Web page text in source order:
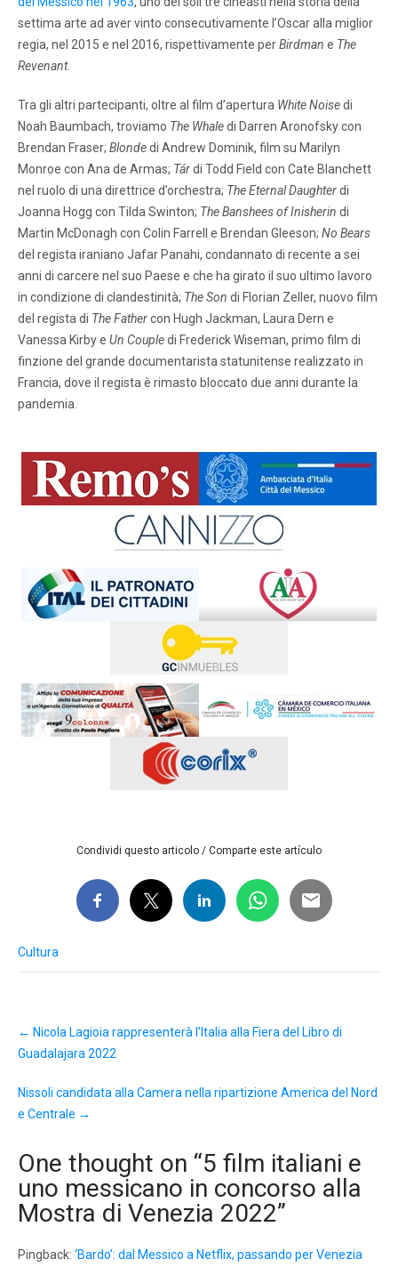
settima arte ad aver vinto consecutivamente l’Oscar alla miglior
regia, nel 2015 e nel 2016, rispettivamente perBirdman e The
Revenant.
Tra gli altri partecipanti, oltre al film d’apertura White Noisedi
Noah Baumbach, troviamo The Whaledi Darren Aronofsky con
Brendan Fraser; Blondedi Andrew Dominik, film su Marilyn
Monroe con Ana de Armas; Tárdi Todd Field con Cate Blanchett
nel ruolo di una direttrice d’orchestra; The Eternal Daughterdi
Joanna Hogg con Tilda Swinton; The Banshees of Inisherin di
Martin McDonagh con Colin Farrell e Brendan Gleeson; No Bears
del regista iraniano Jafar Panahi, condannato di recente a sei
anni di carcere nel suo Paese e che ha girato il suo ultimo lavoro
in condizione di clandestinità; The Son di Florian Zeller, nuovo film
del regista di The Fathercon Hugh Jackman, Laura Dern e
Vanessa Kirby e Un Coupledi Frederick Wiseman, primo film di
finzione del grande documentarista statunitense realizzato in
Francia, dove il regista è rimasto bloccato due anni durante la
pandemia.
Condividi questo articolo / Comparte este artículo
Cultura
navigation
← Nicola Lagioia rappresenterà l’Italia alla Fiera del Libro di
Guadalajara 2022
Nissoli candidata alla Camera nella ripartizione America del Nord
e Centrale →
One thought on “5 film italiani e
uno messicano in concorso alla
Mostra di Venezia 2022”
Pingback: ‘Bardo’: dal Messico a Netflix, passando per Venezia